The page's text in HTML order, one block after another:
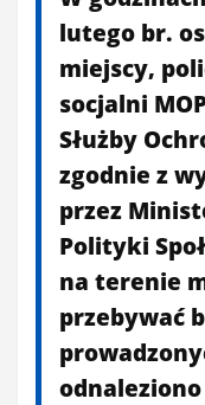
lutego br.
miejscy,
socjalni
Służby
zgodnie z
przez
Polityki
na terenie
przebywać